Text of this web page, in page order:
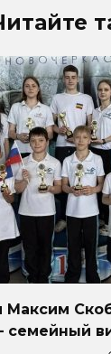
Максим
семейный